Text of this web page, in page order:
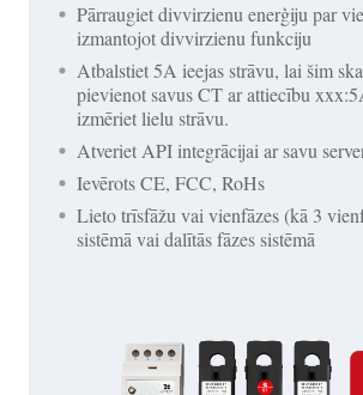
Pārraugiet divvirzienu enerģiju par
izmantojot divvirzienu funkciju
Atbalstiet 5A ieejas strāvu, lai šim
pievienot savus CT ar attiecību
izmēriet lielu strāvu.
Atveriet API integrācijai ar savu
Ievērots CE, FCC, RoHs
Lieto trīsfāžu vai vienfāzes (kā 3
sistēmā vai dalītās fāzes sistēmā